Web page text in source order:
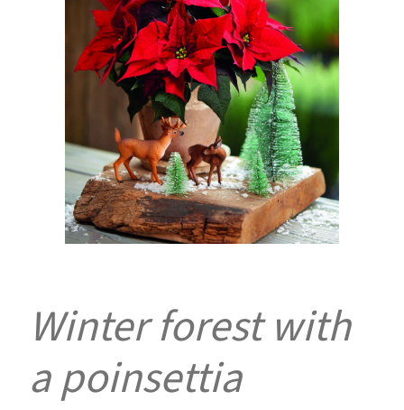
Winter forest with
a poinsettia